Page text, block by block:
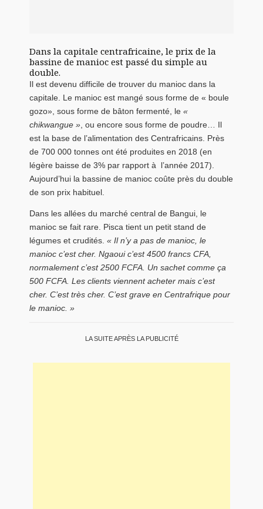
Dans la capitale centrafricaine, le prix de la
bassine de manioc est passé du simple au
double.
Il est devenu difficile de trouver du manioc dans la
capitale. Le manioc est mangé sous forme de « boule
gozo», sous forme de bâton fermenté, le «
chikwangue » , ou encore sous forme de poudre… Il
est la base de l’alimentation des Centrafricains. Près
de 700 000 tonnes ont été produites en 2018 (en
légère baisse de 3% par rapport à l’année 2017).
Aujourd’hui la bassine de manioc coûte près du double
de son prix habituel.
Dans les allées du marché central de Bangui, le
manioc se fait rare. Pisca tient un petit stand de
légumes et crudités. « Il n’y a pas de manioc, le
manioc c’est cher. Ngaoui c’est 4500 francs CFA,
normalement c’est 2500 FCFA. Un sachet comme ça
500 FCFA. Les clients viennent acheter mais c’est
cher. C’est très cher. C’est grave en Centrafrique pour
le manioc. »
LA SUITE APRÈS LA PUBLICITÉ